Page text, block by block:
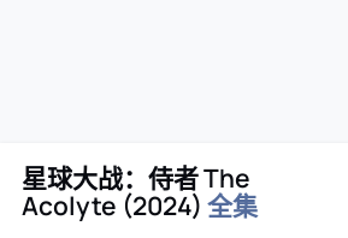
星球大战：侍者 The
Acolyte (2024)全集